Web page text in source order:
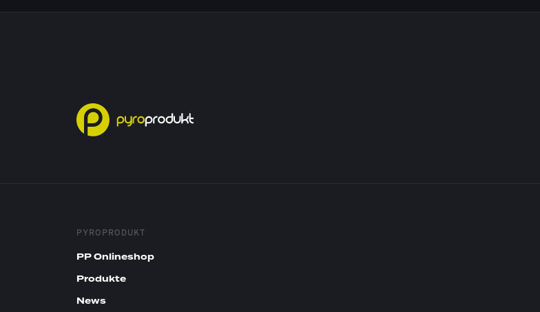
PYROPRODUKT
PP Onlineshop
Produkte
News